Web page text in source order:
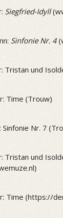
Siegfried-Idyll
Sinfonie Nr. 4
Tristan und
Time (Trouw)
Sinfonie Nr. 7
Tristan und
Time (https://